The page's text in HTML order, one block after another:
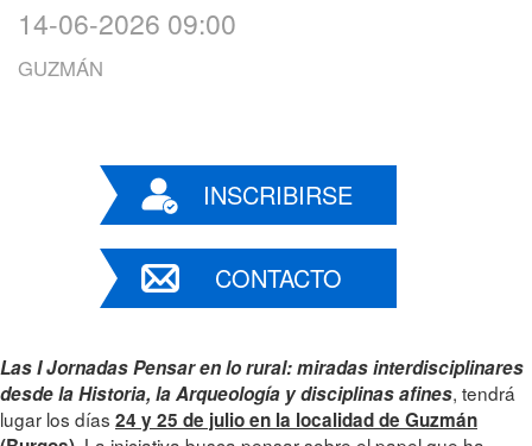
14-06-2026 09:00
GUZMÁN
INSCRIBIRSE
CONTACTO
Las I Jornadas Pensar en lo rural: miradas interdisciplinares
desde la Historia, la Arqueología y disciplinas afines, tendrá
lugar los días 24 y 25 de julio en la localidad de Guzmán